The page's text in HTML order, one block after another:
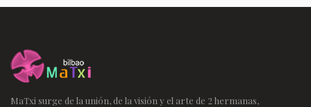
MaTxi surge de la unión, de la visión y el arte de 2 hermanas,